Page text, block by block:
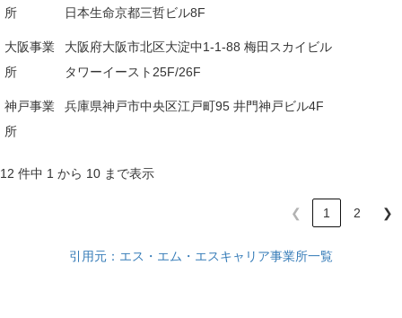
所 日本生命京都三哲ビル8F
大阪事業
所
大阪府大阪市北区大淀中1-1-88 梅田スカイビル
タワーイースト25F/26F
神戸事業
所
兵庫県神戸市中央区江戸町95 井門神戸ビル4F
12 件中 1 から 10 まで表示
❮ 1 2 ❯
引用元：エス・エム・エスキャリア事業所一覧